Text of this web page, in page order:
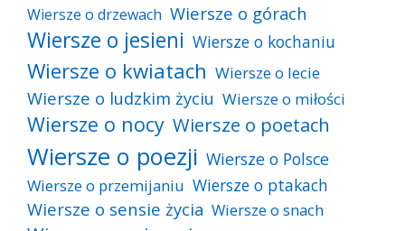
Wiersze o drzewach Wiersze o górach
Wiersze o jesieni Wiersze o kochaniu
Wiersze o kwiatach Wiersze o lecie
Wiersze o ludzkim życiu Wiersze o miłości
Wiersze o nocy Wiersze o poetach
Wiersze o poezji Wiersze o Polsce
Wiersze o przemijaniu Wiersze o ptakach
Wiersze o sensie życia Wiersze o snach